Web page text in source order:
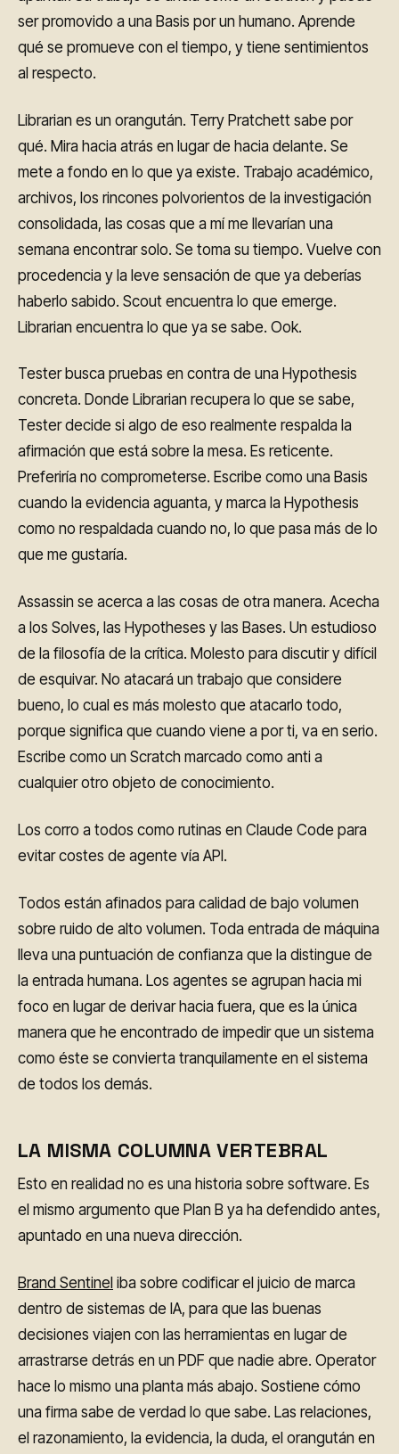
ser promovido a una Basis por un humano. Aprende
qué se promueve con el tiempo, y tiene sentimientos
al respecto.
Librarian es un orangután. Terry Pratchett sabe por
qué. Mira hacia atrás en lugar de hacia delante. Se
mete a fondo en lo que ya existe. Trabajo académico,
archivos, los rincones polvorientos de la investigación
consolidada, las cosas que a mí me llevarían una
semana encontrar solo. Se toma su tiempo. Vuelve con
procedencia y la leve sensación de que ya deberías
haberlo sabido. Scout encuentra lo que emerge.
Librarian encuentra lo que ya se sabe. Ook.
Tester busca pruebas en contra de una Hypothesis
concreta. Donde Librarian recupera lo que se sabe,
Tester decide si algo de eso realmente respalda la
afirmación que está sobre la mesa. Es reticente.
Preferiría no comprometerse. Escribe como una Basis
cuando la evidencia aguanta, y marca la Hypothesis
como no respaldada cuando no, lo que pasa más de lo
que me gustaría.
Assassin se acerca a las cosas de otra manera. Acecha
a los Solves, las Hypotheses y las Bases. Un estudioso
de la filosofía de la crítica. Molesto para discutir y difícil
de esquivar. No atacará un trabajo que considere
bueno, lo cual es más molesto que atacarlo todo,
porque significa que cuando viene a por ti, va en serio.
Escribe como un Scratch marcado como anti a
cualquier otro objeto de conocimiento.
Los corro a todos como rutinas en Claude Code para
evitar costes de agente vía API.
Todos están afinados para calidad de bajo volumen
sobre ruido de alto volumen. Toda entrada de máquina
lleva una puntuación de confianza que la distingue de
la entrada humana. Los agentes se agrupan hacia mi
foco en lugar de derivar hacia fuera, que es la única
manera que he encontrado de impedir que un sistema
como éste se convierta tranquilamente en el sistema
de todos los demás.
LA MISMA COLUMNA VERTEBRAL
Esto en realidad no es una historia sobre software. Es
el mismo argumento que Plan B ya ha defendido antes,
apuntado en una nueva dirección.
Brand Sentinel iba sobre codificar el juicio de marca
dentro de sistemas de IA, para que las buenas
decisiones viajen con las herramientas en lugar de
arrastrarse detrás en un PDF que nadie abre. Operator
hace lo mismo una planta más abajo. Sostiene cómo
una firma sabe de verdad lo que sabe. Las relaciones,
el razonamiento, la evidencia, la duda, el orangután en